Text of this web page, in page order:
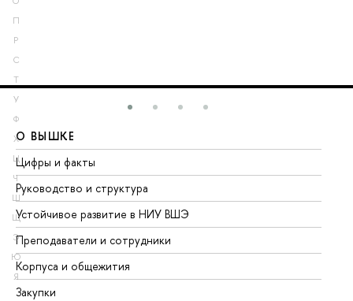
П
Р
С
Т
У
Ф
Х
Ц
Ч
Ш
Щ
Э
Ю
Я
О ВЫШКЕ
Цифры и факты
Руководство и структура
Устойчивое развитие в НИУ ВШЭ
Преподаватели и сотрудники
Корпуса и общежития
Закупки